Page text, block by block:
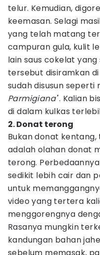
telur. Kemudian,
keemasan. Selagi
yang telah matang
campuran gula, kulit
lain saus cokelat yang
tersebut disiramkan
sudah disusun seperti
Parmigiana''. Kalian
di dalam kulkas
2. Donat terong
Bukan donat
adalah olahan donat
terong.
sedikit lebih cair dan
untuk
video yang tertera
menggorengnya
Rasanya mungkin
kandungan bahan